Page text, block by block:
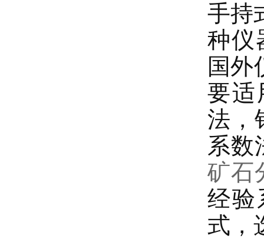
手持
种仪
国外
要适
法，
系数
矿石
经验
式，